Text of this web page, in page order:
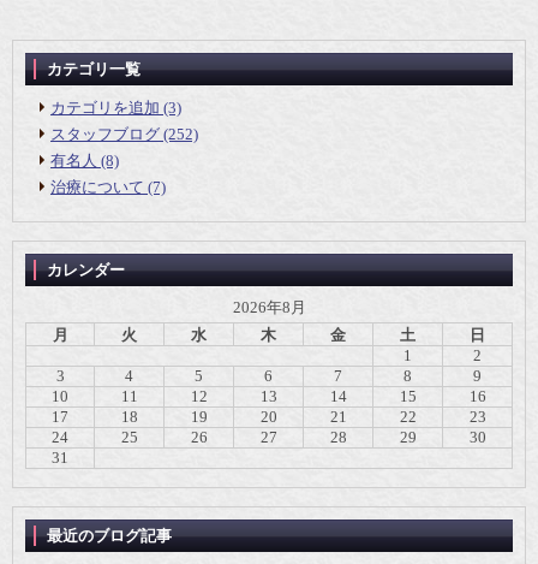
カテゴリ一覧
カテゴリを追加 (3)
スタッフブログ (252)
有名人 (8)
治療について (7)
カレンダー
2026年8月
月
火 水 木 金 土
日
1
2
3
4 5 6 7 8
9
10
11 12 13 14 15
16
17
18 19 20 21 22
23
24
25 26 27 28 29
30
31
最近のブログ記事